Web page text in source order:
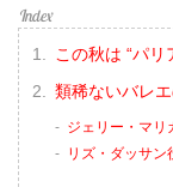
この秋は “パリ
類稀ないバレ
ジェリー・マリ
リズ・ダッサン